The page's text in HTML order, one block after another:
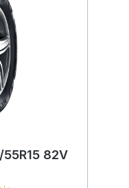
55R15 82V